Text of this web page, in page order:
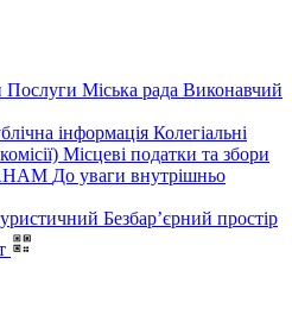
Послуги Міська рада Виконавчий
інформація Колегіальні
Місцеві податки та збори
До уваги внутрішньо
Безбар’єрний простір